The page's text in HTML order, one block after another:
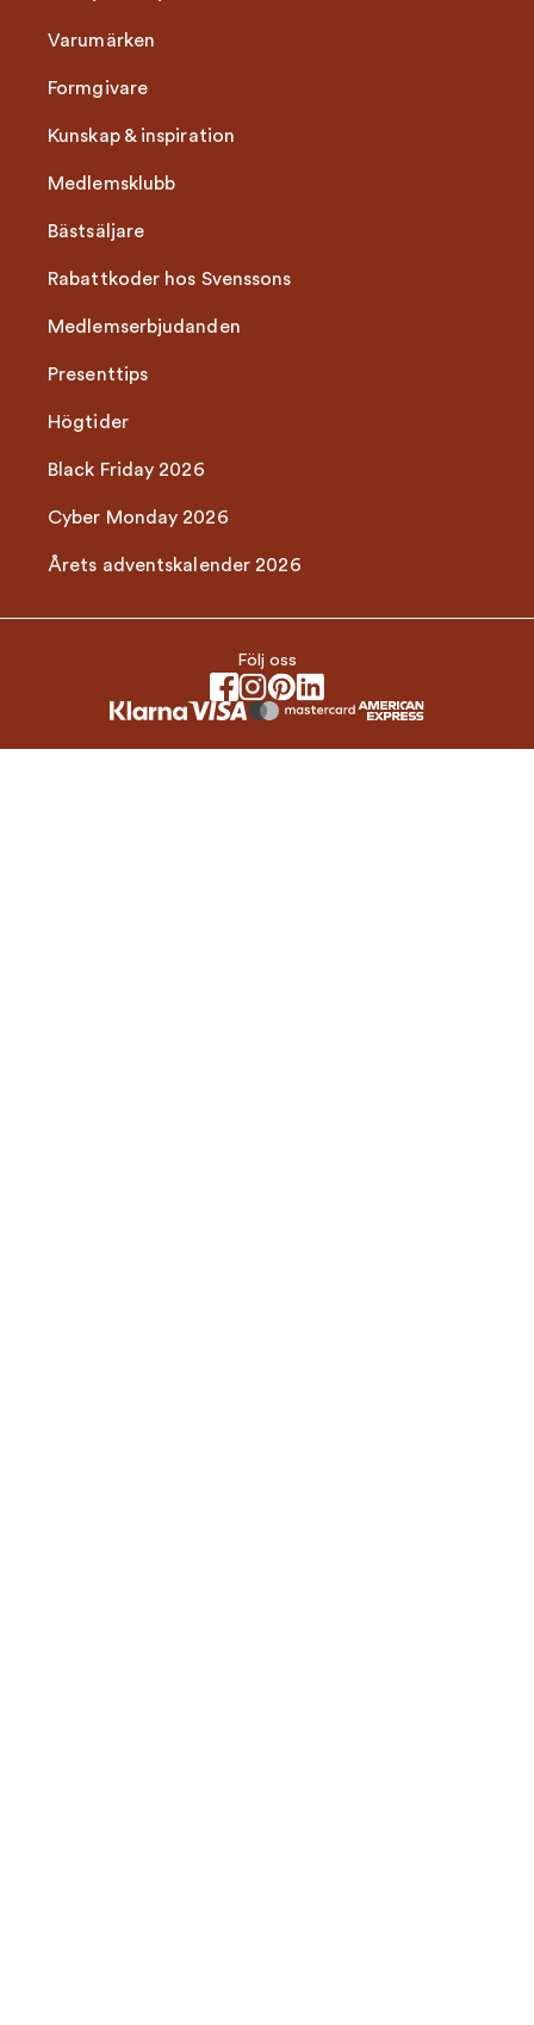
Varumärken
Formgivare
Kunskap & inspiration
Medlemsklubb
Bästsäljare
Rabattkoder hos Svenssons
Medlemserbjudanden
Presenttips
Högtider
Black Friday 2026
Cyber Monday 2026
Årets adventskalender 2026
Följ oss